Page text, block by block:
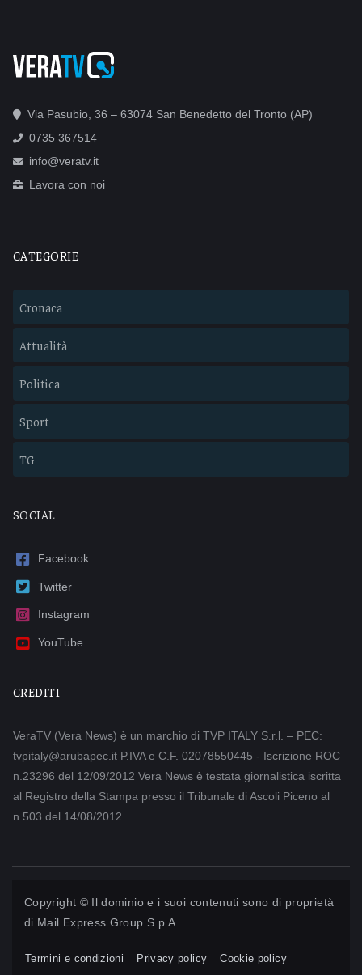
Via Pasubio, 36 – 63074 San Benedetto del Tronto (AP)
0735 367514
info@veratv.it
Lavora con noi
CATEGORIE
Cronaca
Attualità
Politica
Sport
TG
SOCIAL
Facebook
Twitter
Instagram
YouTube
CREDITI
VeraTV (Vera News) è un marchio di TVP ITALY S.r.l. – PEC:
tvpitaly@arubapec.it P.IVA e C.F. 02078550445 - Iscrizione ROC
n.23296 del 12/09/2012 Vera News è testata giornalistica iscritta
al Registro della Stampa presso il Tribunale di Ascoli Piceno al
n.503 del 14/08/2012.
Copyright © Il dominio e i suoi contenuti sono di proprietà
di Mail Express Group S.p.A.
Termini e condizioni Privacy policy Cookie policy